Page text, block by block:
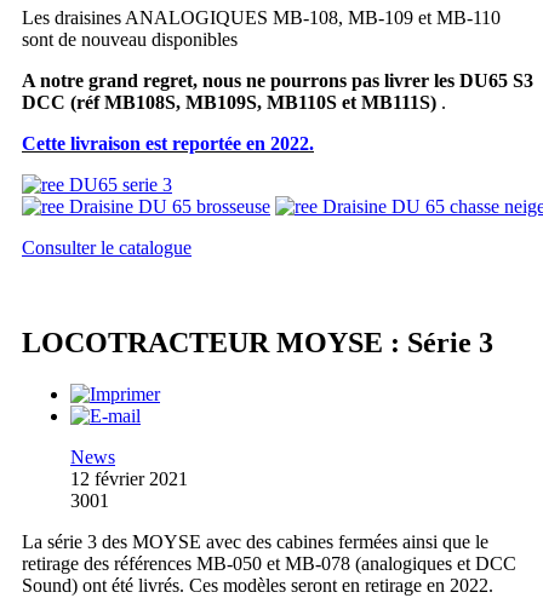
Les draisines ANALOGIQUES MB-108, MB-109 et MB-110
sont de nouveau disponibles
A notre grand regret, nous ne pourrons pas livrer les DU65 S3
DCC (réf MB108S, MB109S, MB110S et MB111S) .
Cette livraison est reportée en 2022.
Consulter le catalogue
LOCOTRACTEUR MOYSE : Série 3
News
12 février 2021
3001
La série 3 des MOYSE avec des cabines fermées ainsi que le
retirage des références MB-050 et MB-078 (analogiques et DCC
Sound) ont été livrés. Ces modèles seront en retirage en 2022.